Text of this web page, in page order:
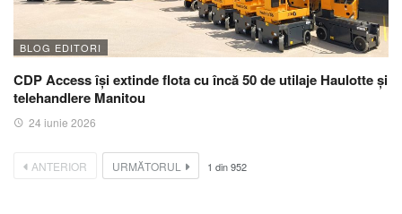
BLOG EDITORI
CDP Access își extinde flota cu încă 50 de utilaje Haulotte și
telehandlere Manitou
24 iunie 2026
ANTERIOR URMĂTORUL 1 din952